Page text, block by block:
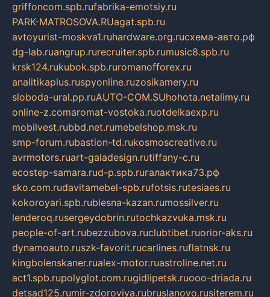
griffoncom.spb.rufabrika-emotsiy.ru
PARK-MATROSOVA.RUagat.spb.ru
avtoyurist-moskva1.ruhardware.org.ruсхема-авто.рф
dg-lab.ruangrup.rurecruiter.spb.rumusic8.spb.ru
krsk124.rukubok.spb.ruromanofforex.ru
analitikaplus.ruspyonline.ruzosikamery.ru
sloboda-ural.pp.ruAUTO-COM.SUhohota.netalimy.ru
online-z.comaromat-vostoka.ruotdelkaexp.ru
mobilvest.rubbd.net.rumebelshop.msk.ru
smp-forum.rubastion-td.rukosmoscreative.ru
avrmotors.ruart-galadesign.rutiffany-c.ru
ecostep-samara.rud-p.spb.ruгалактика73.рф
sko.com.rudavitamebel-spb.rufotsis.rutesiaes.ru
kokoroyari.spb.rublesna-kazan.rumossilver.ru
lenderoq.rusergeydobrin.rutochkazvuka.msk.ru
people-of-art.rubezzubova.ruclubtibet.ruorior-aks.ru
dynamoauto.ruszk-favorit.rucarlines.ruflatnsk.ru
kingbolenskaner.rualex-motor.ruastroline.net.ru
act1.spb.rupolyglot.com.rugidlipetsk.ruooo-driada.ru
detsad125.rumir-zdoroviya.rubruslanovo.rusiterem.ru